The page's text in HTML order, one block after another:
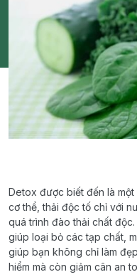
Detox được biết đến là
cơ thể, thải độc tố chỉ với
quá trình đào thải chất
giúp loại bỏ các tạp chất,
giúp bạn không chỉ làm
hiểm mà còn giảm cân an